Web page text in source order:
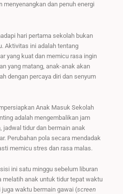
menyenangkan dan penuh energi
hari pertama sekolah bukan
Aktivitas ini adalah tentang
yang kuat dan memicu rasa ingin
yang matang, anak-anak akan
dengan percaya diri dan senyum
Anak Masuk Sekolah
adalah mengembalikan jam
jadwal tidur dan bermain anak
Perubahan pola secara mendadak
memicu stres dan rasa malas.
ini satu minggu sebelum liburan
melatih anak untuk tidur tepat waktu
waktu bermain gawai (screen